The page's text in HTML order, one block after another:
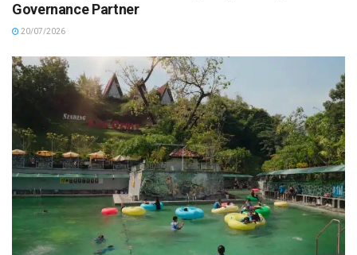
Governance Partner
20/07/2026